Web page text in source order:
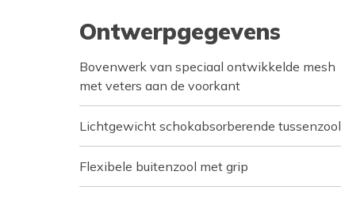
Ontwerpgegevens
Bovenwerk van speciaal ontwikkelde mesh
met veters aan de voorkant
Lichtgewicht schokabsorberende tussenzool
Flexibele buitenzool met grip